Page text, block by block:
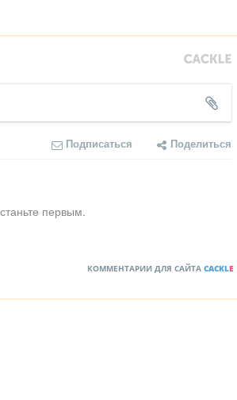
Подписаться Поделиться
первым.
КОММЕНТАРИИ ДЛЯ САЙТА CACKLE